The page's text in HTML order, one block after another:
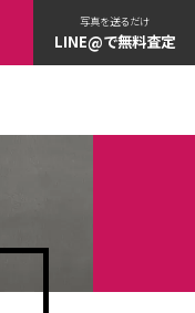
写真を送るだけ
LINE@で無料査定